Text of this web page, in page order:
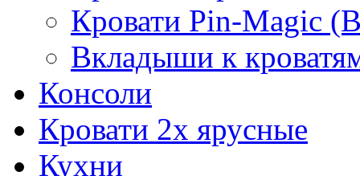
Кровати Pin-Magic
Вкладыши к
Консоли
Кровати 2х ярусные
Кухни